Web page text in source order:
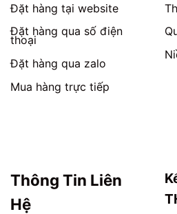
Đặt hàng tại website
Đặt hàng qua số điện
thoại
Đặt hàng qua zalo
Mua hàng trực tiếp
Thông Tin Liên
Hệ